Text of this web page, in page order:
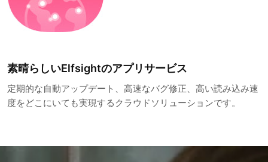
素晴らしいElfsightのアプリサービス
定期的な自動アップデート、高速なバグ修正、高い読み込み速
度をどこにいても実現するクラウドソリューションです。